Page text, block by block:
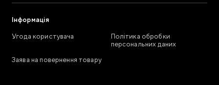
Інформація
Угода користувача
Політика обробки
персональних даних
Заява на повернення товару